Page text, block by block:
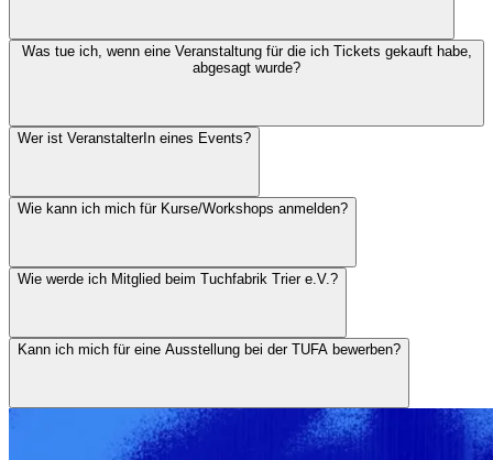
Was tue ich, wenn eine Veranstaltung für die ich Tickets gekauft habe,
abgesagt wurde?
Wer ist VeranstalterIn eines Events?
Wie kann ich mich für Kurse/Workshops anmelden?
Wie werde ich Mitglied beim Tuchfabrik Trier e.V.?
Kann ich mich für eine Ausstellung bei der TUFA bewerben?